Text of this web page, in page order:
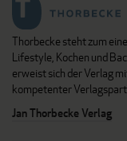
Thorbecke steht zum
Lifestyle, Kochen und
erweist sich der Verlag
kompetenter
Jan Thorbecke Verlag